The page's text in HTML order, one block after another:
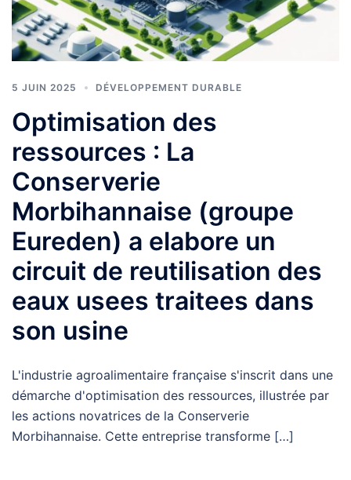
5 JUIN 2025 DÉVELOPPEMENT DURABLE
Optimisation des
ressources : La
Conserverie
Morbihannaise (groupe
Eureden) a elabore un
circuit de reutilisation des
eaux usees traitees dans
son usine
L'industrie agroalimentaire française s'inscrit dans une
démarche d'optimisation des ressources, illustrée par
les actions novatrices de la Conserverie
Morbihannaise. Cette entreprise transforme […]